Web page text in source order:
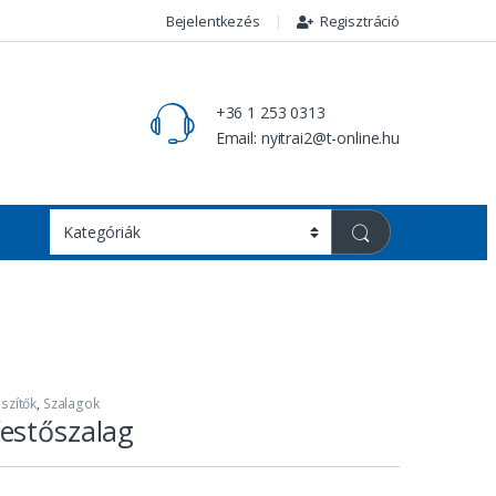
Bejelentkezés Regisztráció
+36 1 253 0313
Email: nyitrai2@t-online.hu
, Szalagok